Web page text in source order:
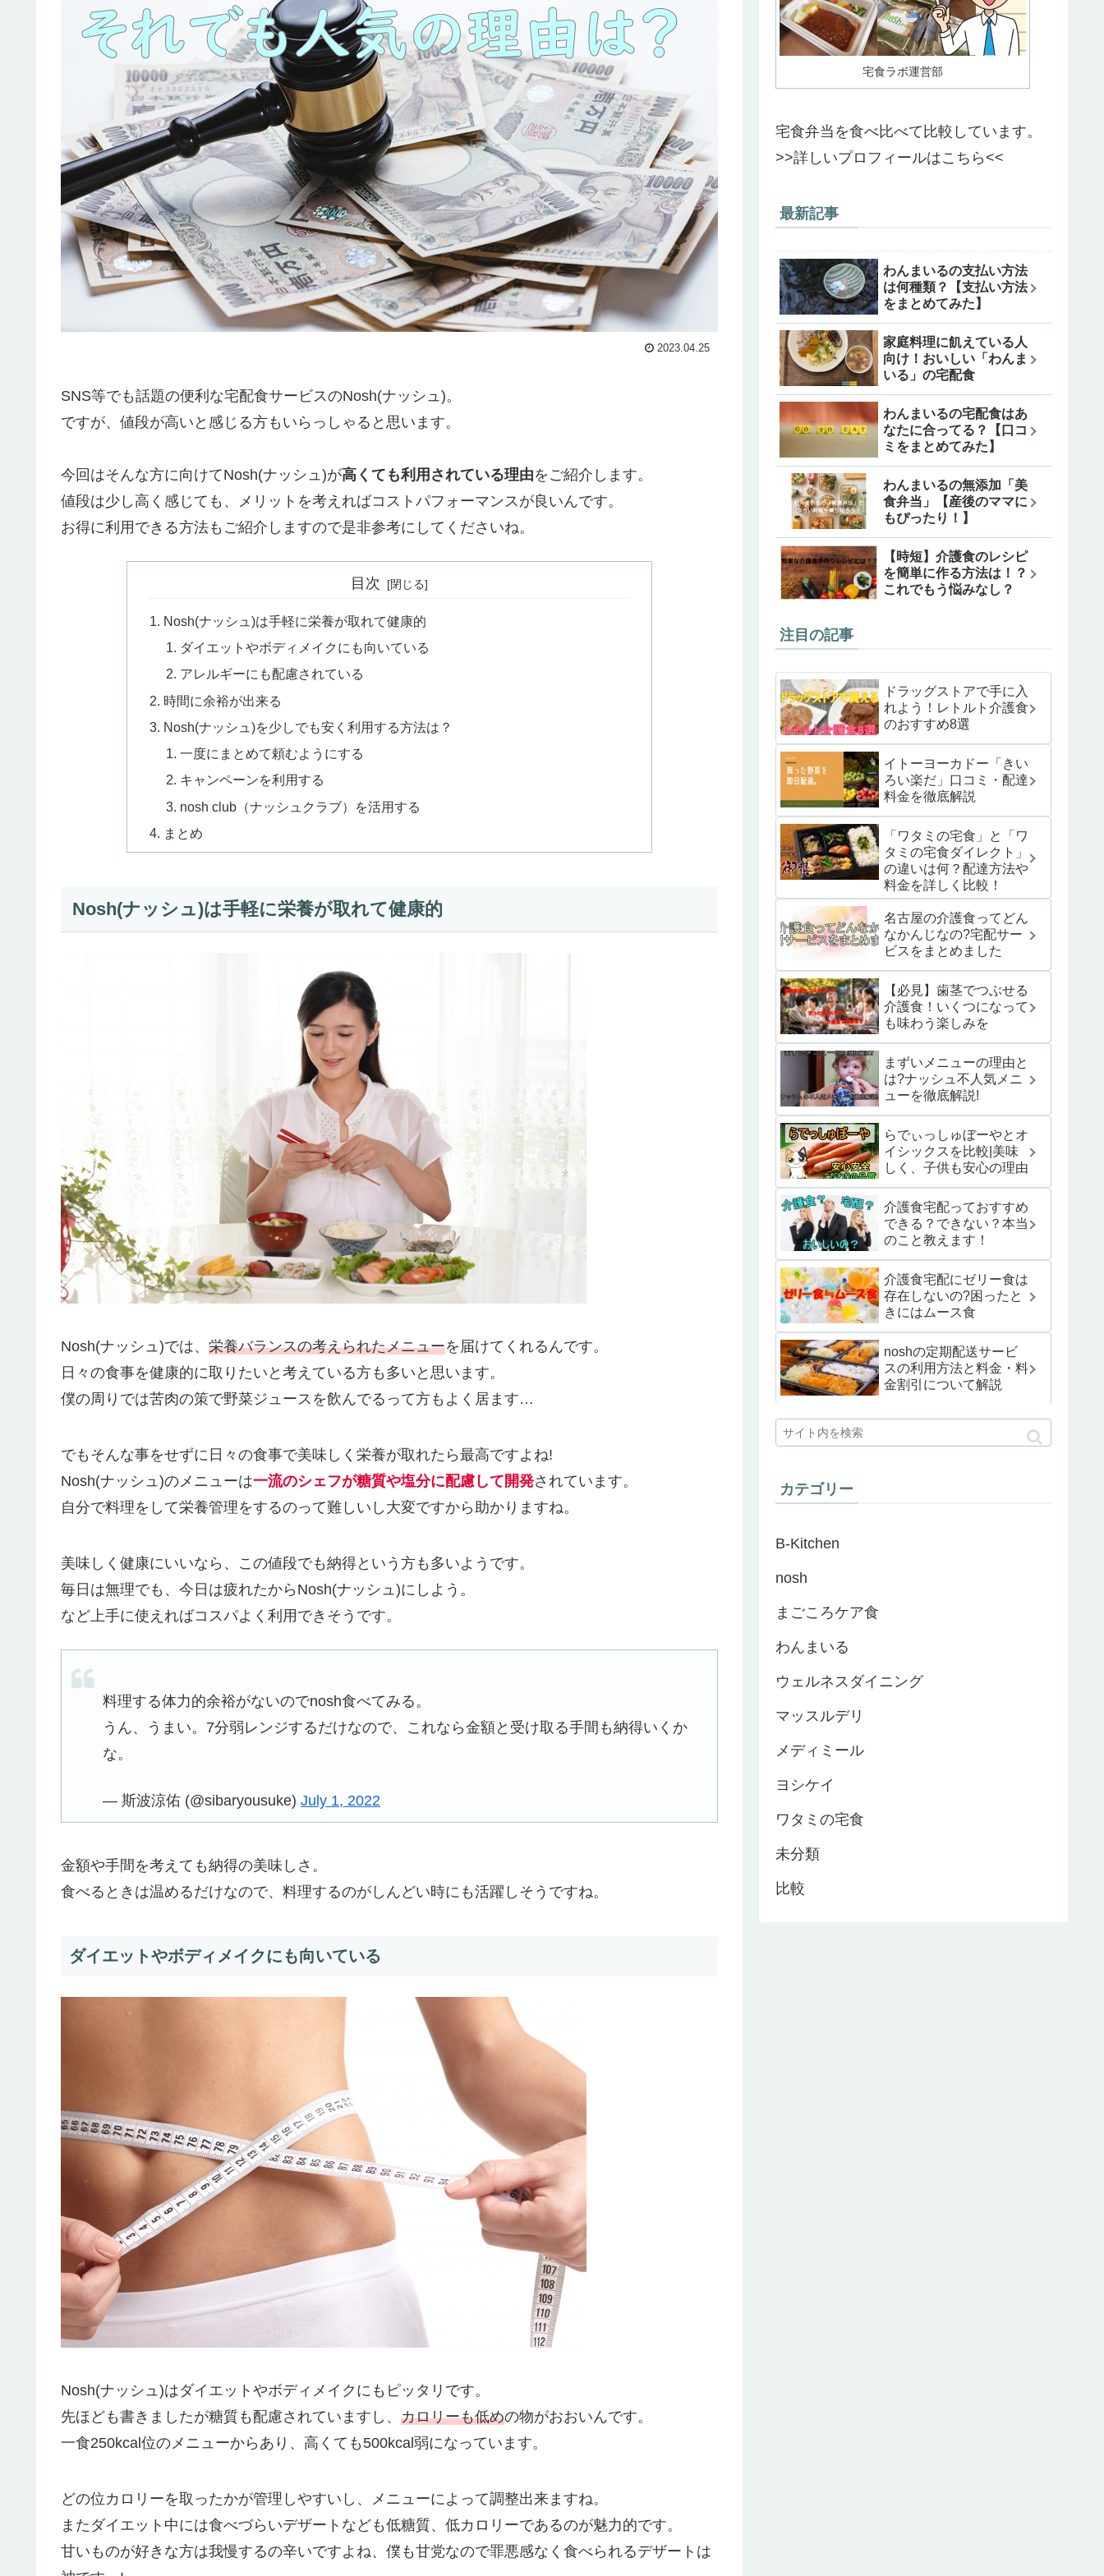
2023.04.25
SNS等でも話題の便利な宅配食サービスのNosh(ナッシュ)。
ですが、値段が高いと感じる方もいらっしゃると思います。
今回はそんな方に向けてNosh(ナッシュ)が高くても利用されている理由をご紹介します。
値段は少し高く感じても、メリットを考えればコストパフォーマンスが良いんです。
お得に利用できる方法もご紹介しますので是非参考にしてくださいね。
目次
Nosh(ナッシュ)は手軽に栄養が取れて健康的
ダイエットやボディメイクにも向いている
アレルギーにも配慮されている
時間に余裕が出来る
Nosh(ナッシュ)を少しでも安く利用する方法は？
一度にまとめて頼むようにする
キャンペーンを利用する
nosh club（ナッシュクラブ）を活用する
まとめ
Nosh(ナッシュ)は手軽に栄養が取れて健康的
Nosh(ナッシュ)では、 栄養バランスの考えられたメニューを届けてくれるんです。
日々の食事を健康的に取りたいと考えている方も多いと思います。
僕の周りでは苦肉の策で野菜ジュースを飲んでるって方もよく居ます…
でもそんな事をせずに日々の食事で美味しく栄養が取れたら最高ですよね!
Nosh(ナッシュ)のメニューは一流のシェフが糖質や塩分に配慮して開発されています。
自分で料理をして栄養管理をするのって難しいし大変ですから助かりますね。
美味しく健康にいいなら、この値段でも納得という方も多いようです。
毎日は無理でも、今日は疲れたからNosh(ナッシュ)にしよう。
など上手に使えればコスパよく利用できそうです。
料理する体力的余裕がないのでnosh食べてみる。
うん、うまい。7分弱レンジするだけなので、これなら金額と受け取る手間も納得いくか
な。
— 斯波涼佑 (@sibaryousuke) July 1, 2022
金額や手間を考えても納得の美味しさ。
食べるときは温めるだけなので、料理するのがしんどい時にも活躍しそうですね。
ダイエットやボディメイクにも向いている
Nosh(ナッシュ)はダイエットやボディメイクにもピッタリです。
先ほども書きましたが糖質も配慮されていますし、 カロリーも低めの物がおおいんです。
一食250kcal位のメニューからあり、高くても500kcal弱になっています。
どの位カロリーを取ったかが管理しやすいし、メニューによって調整出来ますね。
またダイエット中には食べづらいデザートなども低糖質、低カロリーであるのが魅力的です。
甘いものが好きな方は我慢するの辛いですよね、僕も甘党なので罪悪感なく食べられるデザートは
宅食ラボ運営部
宅食弁当を食べ比べて比較しています。
>>詳しいプロフィールはこちら<<
最新記事
わんまいるの支払い方法
は何種類？【支払い方法
をまとめてみた】
家庭料理に飢えている人
向け！おいしい「わんま
いる」の宅配食
わんまいるの宅配食はあ
なたに合ってる？【口コ
ミをまとめてみた】
わんまいるの無添加「美
食弁当」【産後のママに
もぴったり！】
【時短】介護食のレシピ
を簡単に作る方法は！？
これでもう悩みなし？
注目の記事
ドラッグストアで手に入
れよう！レトルト介護食
のおすすめ8選
イトーヨーカドー「きい
ろい楽だ」口コミ・配達
料金を徹底解説
「ワタミの宅食」と「ワ
タミの宅食ダイレクト」
の違いは何？配達方法や
料金を詳しく比較！
名古屋の介護食ってどん
なかんじなの?宅配サー
ビスをまとめました
【必見】歯茎でつぶせる
介護食！いくつになって
も味わう楽しみを
まずいメニューの理由と
は?ナッシュ不人気メニ
ューを徹底解説!
らでぃっしゅぼーやとオ
イシックスを比較|美味
しく、子供も安心の理由
介護食宅配っておすすめ
できる？できない？本当
のこと教えます！
介護食宅配にゼリー食は
存在しないの?困ったと
きにはムース食
noshの定期配送サービ
スの利用方法と料金・料
金割引について解説
カテゴリー
B-Kitchen
nosh
まごころケア食
わんまいる
ウェルネスダイニング
マッスルデリ
メディミール
ヨシケイ
ワタミの宅食
未分類
比較